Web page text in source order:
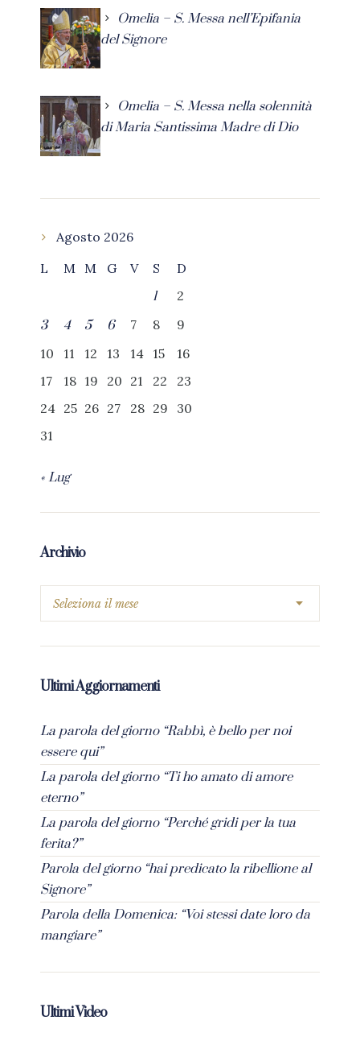
Omelia – S. Messa nell’Epifania
del Signore
Omelia – S. Messa nella solennità
di Maria Santissima Madre di Dio
Agosto 2026
L
M M G V S
D
1
2
3
4 5 6 7 8
9
10
11 12 13 14 15
16
17
18 19 20 21 22
23
24 25 26 27 28 29
30
31
« Lug
Archivio
Ultimi Aggiornamenti
La parola del giorno “Rabbì, è bello per noi
essere qui”
La parola del giorno “Ti ho amato di amore
eterno”
La parola del giorno “Perché gridi per la tua
ferita?”
Parola del giorno “hai predicato la ribellione al
Signore”
Parola della Domenica: “Voi stessi date loro da
mangiare”
Ultimi Video